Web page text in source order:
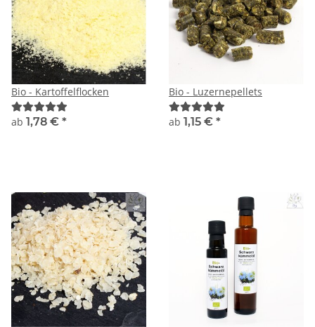
Bio - Kartoffelflocken
ab 1,78 € *
Bio - Luzernepellets
ab 1,15 € *